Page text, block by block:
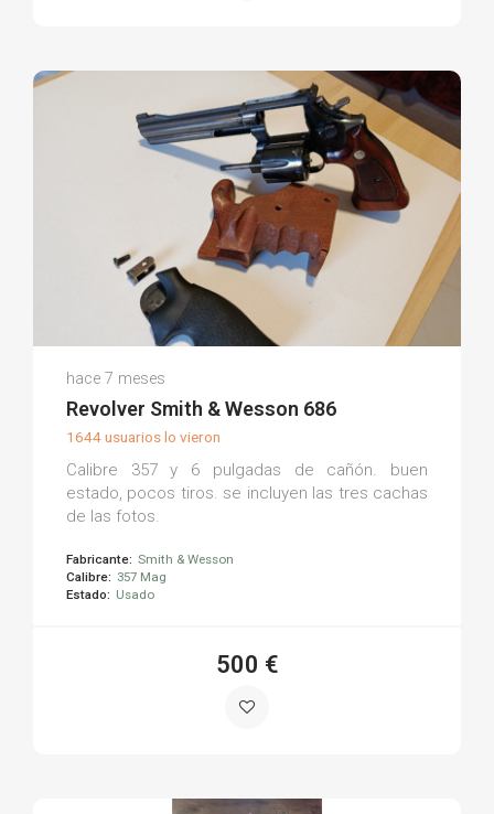
(0)
hace 7 meses
Revolver Smith & Wesson 686
1644 usuarios lo vieron
Calibre 357 y 6 pulgadas de cañón. buen
estado, pocos tiros. se incluyen las tres cachas
de las fotos.
Fabricante: Smith & Wesson
Calibre: 357 Mag
Estado: Usado
500 €